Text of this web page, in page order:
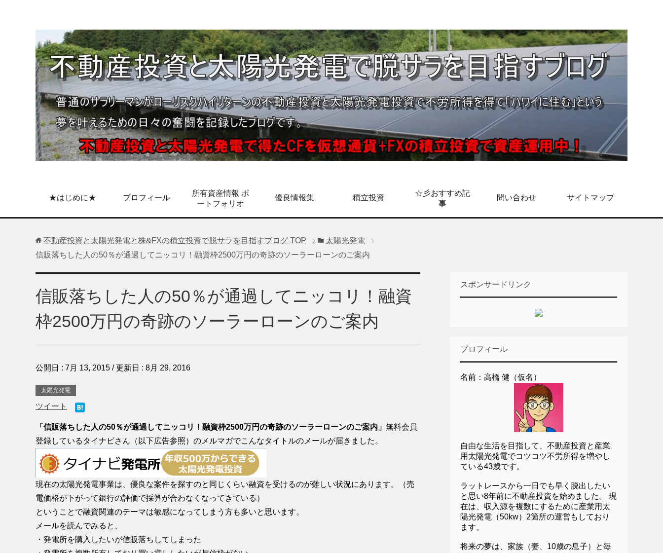
★はじめに★ プロフィール
所有資産情報 ポ
ートフォリオ
優良情報集 積立投資
☆彡おすすめ記
事
問い合わせ サイトマップ
不動産投資と太陽光発電と株&FXの積立投資で脱サラを目指すブログ TOP
太陽光発電
信販落ちした人の50％が通過してニッコリ！融資枠2500万円の奇跡のソーラーローンのご案内
信販落ちした人の50％が通過してニッコリ！融資
枠2500万円の奇跡のソーラーローンのご案内
公開日 : 7月 13, 2015 / 更新日 : 8月 29, 2016
太陽光発電
ツイート
「信販落ちした人の50％が通過してニッコリ！融資枠2500万円の奇跡のソーラーローンのご案内」 無料会員
登録しているタイナビさん（以下広告参照）のメルマガでこんなタイトルのメールが届きました。
現在の太陽光発電事業は、優良な案件を探すのと同じくらい融資を受けるのが難しい状況にあります。（売
電価格が下がって銀行の評価で採算が合わなくなってきている）
ということで融資関連のテーマは敏感になってしまう方も多いと思います。
メールを読んでみると、
・発電所を購入したいが信販落ちしてしまった
スポンサードリンク
プロフィール
名前：高橋 健（仮名）
自由な生活を目指して、不動産投資と産業
用太陽光発電でコツコツ不労所得を増やし
ている43歳です。
ラットレースから一日でも早く脱出したい
と思い8年前に不動産投資を始めました。 現
在は、収入源を複数にするために産業用太
陽光発電（50kw）2箇所の運営もしており
ます。
将来の夢は、家族（妻、10歳の息子）と毎